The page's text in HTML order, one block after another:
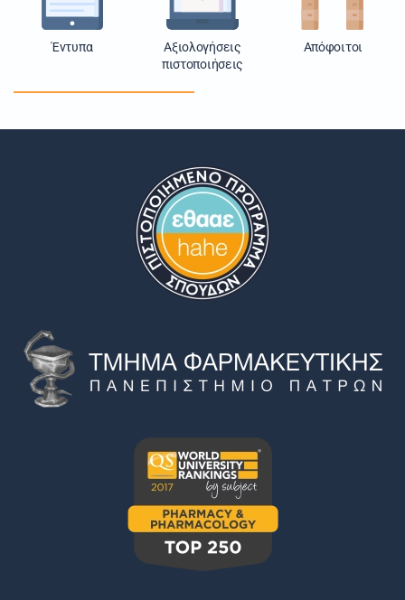
Έντυπα
Αξιολογήσεις
πιστοποιήσεις
Απόφοιτοι